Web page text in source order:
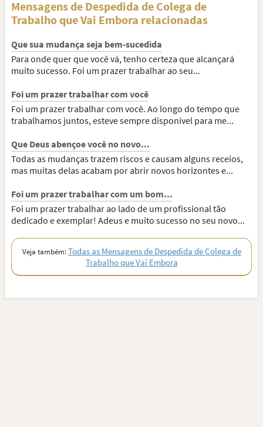
Mensagens de Despedida de Colega de
Trabalho que Vai Embora relacionadas
Que sua mudança seja bem-sucedida
Para onde quer que você vá, tenho certeza que alcançará
muito sucesso. Foi um prazer trabalhar ao seu...
Foi um prazer trabalhar com você
Foi um prazer trabalhar com você. Ao longo do tempo que
trabalhamos juntos, esteve sempre disponível para me...
Que Deus abençoe você no novo...
Todas as mudanças trazem riscos e causam alguns receios,
mas muitas delas acabam por abrir novos horizontes e...
Foi um prazer trabalhar com um bom...
Foi um prazer trabalhar ao lado de um profissional tão
dedicado e exemplar! Adeus e muito sucesso no seu novo...
Veja também:Todas as Mensagens de Despedida de Colega de
Trabalho que Vai Embora